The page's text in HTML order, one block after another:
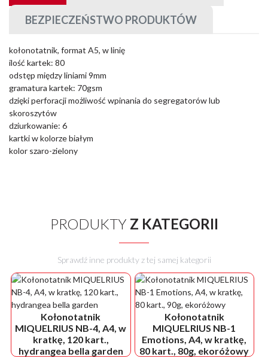
BEZPIECZEŃSTWO PRODUKTÓW
kołonotatnik, format A5, w linię
ilość kartek: 80
odstęp między liniami 9mm
gramatura kartek: 70gsm
dzięki perforacji możliwość wpinania do segregatorów lub
skoroszytów
dziurkowanie: 6
kartki w kolorze białym
kolor szaro-zielony
PRODUKTY Z KATEGORII
Sprawdź inne produkty z tej samej kategorii
Kołonotatnik
MIQUELRIUS NB-4, A4, w
kratkę, 120 kart.,
hydrangea bella garden
Kołonotatnik
MIQUELRIUS NB-1
Emotions, A4, w kratkę,
80 kart., 80g, ekoróżowy